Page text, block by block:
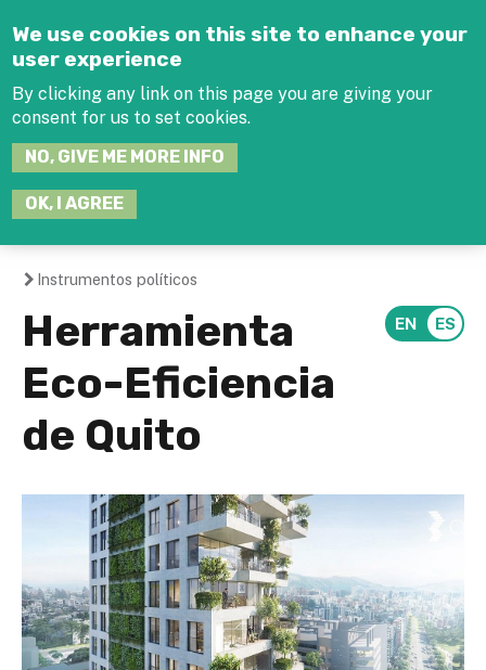
We use cookies on this site to enhance your
user experience
By clicking any link on this page you are giving your
consent for us to set cookies.
NO, GIVE ME MORE INFO
OK, I AGREE
You
are
here
Instrumentos políticos
Herramienta
Eco-Eficiencia
de Quito